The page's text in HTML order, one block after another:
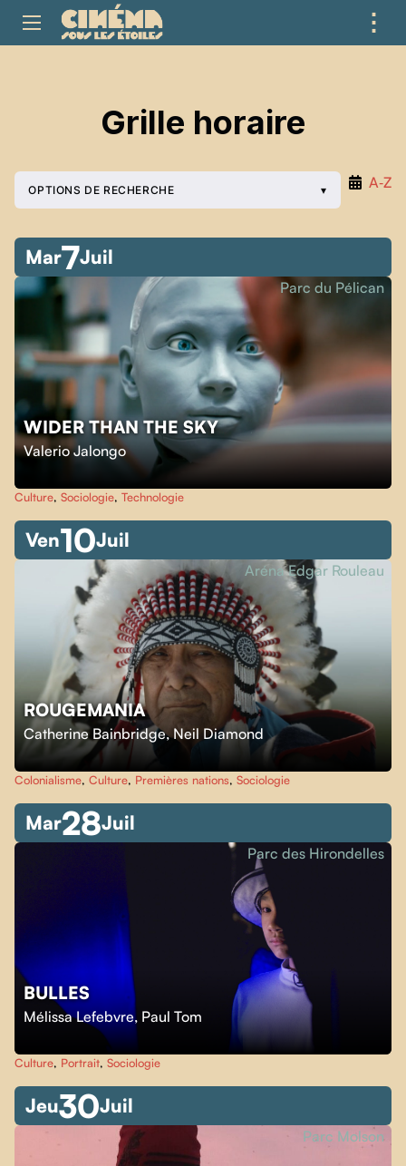
⋮
Grille horaire
A‑Z
OPTIONS DE RECHERCHE
Mar7Juil
WIDER THAN THE SKY
Valerio Jalongo
Parc du Pélican
Culture, Sociologie, Technologie
Ven10Juil
ROUGEMANIA
Catherine Bainbridge,Neil Diamond
Aréna Edgar Rouleau
Colonialisme, Culture, Premières nations, Sociologie
Mar28Juil
BULLES
Mélissa Lefebvre, Paul Tom
Parc des Hirondelles
Culture, Portrait, Sociologie
Jeu30Juil
Parc Molson